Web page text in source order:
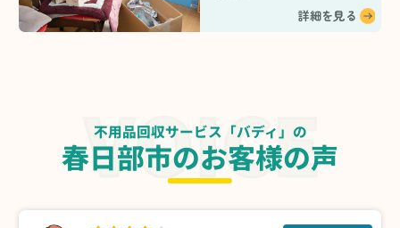
詳細を見る
不用品回収サービス「バディ」の
春日部市のお客様の声